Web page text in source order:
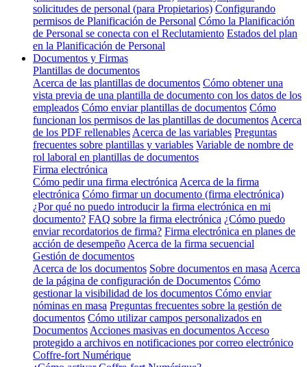
solicitudes de personal (para Propietarios) Configurando
permisos de Planificación de Personal Cómo la Planificación
de Personal se conecta con el Reclutamiento Estados del plan
en la Planificación de Personal
Documentos y Firmas
Plantillas de documentos
Acerca de las plantillas de documentos Cómo obtener una
vista previa de una plantilla de documento con los datos de los
empleados Cómo enviar plantillas de documentos Cómo
funcionan los permisos de las plantillas de documentos Acerca
de los PDF rellenables Acerca de las variables Preguntas
frecuentes sobre plantillas y variables Variable de nombre de
rol laboral en plantillas de documentos
Firma electrónica
Cómo pedir una firma electrónica Acerca de la firma
electrónica Cómo firmar un documento (firma electrónica)
¿Por qué no puedo introducir la firma electrónica en mi
documento? FAQ sobre la firma electrónica ¿Cómo puedo
enviar recordatorios de firma? Firma electrónica en planes de
acción de desempeño Acerca de la firma secuencial
Gestión de documentos
Acerca de los documentos Sobre documentos en masa Acerca
de la página de configuración de Documentos Cómo
gestionar la visibilidad de los documentos Cómo enviar
nóminas en masa Preguntas frecuentes sobre la gestión de
documentos Cómo utilizar campos personalizados en
Documentos Acciones masivas en documentos Acceso
protegido a archivos en notificaciones por correo electrónico
Coffre-fort Numérique